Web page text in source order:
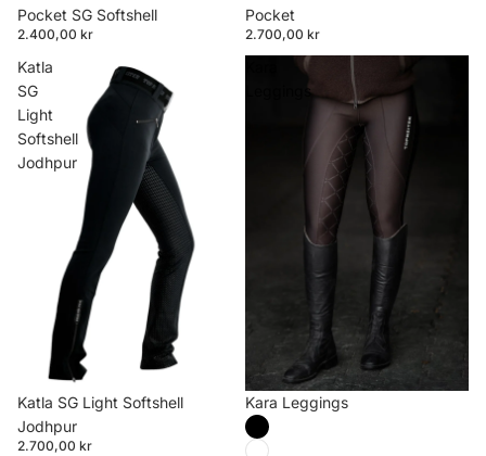
Pocket SG Softshell
2.400,00 kr
Pocket
2.700,00 kr
Katla
SG
Light
Softshell
Jodhpur
Katla SG Light Softshell
Jodhpur
2.700,00 kr
Leggings
Kara Leggings